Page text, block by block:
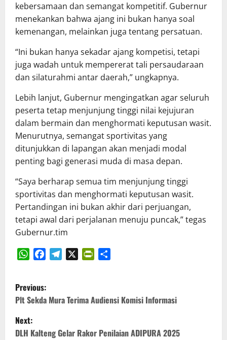
kebersamaan dan semangat kompetitif. Gubernur
menekankan bahwa ajang ini bukan hanya soal
kemenangan, melainkan juga tentang persatuan.
“Ini bukan hanya sekadar ajang kompetisi, tetapi
juga wadah untuk mempererat tali persaudaraan
dan silaturahmi antar daerah,” ungkapnya.
Lebih lanjut, Gubernur mengingatkan agar seluruh
peserta tetap menjunjung tinggi nilai kejujuran
dalam bermain dan menghormati keputusan wasit.
Menurutnya, semangat sportivitas yang
ditunjukkan di lapangan akan menjadi modal
penting bagi generasi muda di masa depan.
“Saya berharap semua tim menjunjung tinggi
sportivitas dan menghormati keputusan wasit.
Pertandingan ini bukan akhir dari perjuangan,
tetapi awal dari perjalanan menuju puncak,” tegas
Gubernur.tim
P
o
s
Previous:
Plt Sekda Mura Terima Audiensi Komisi Informasi
Next:
DLH Kalteng Gelar Rakor Penilaian ADIPURA 2025